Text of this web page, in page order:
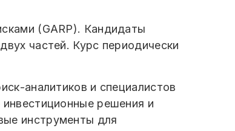
(GARP). Кандидаты
частей. Курс периодически
аналитиков и специалистов
решения и
инструменты для